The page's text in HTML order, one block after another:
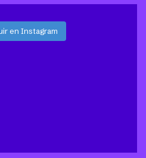
en Instagram